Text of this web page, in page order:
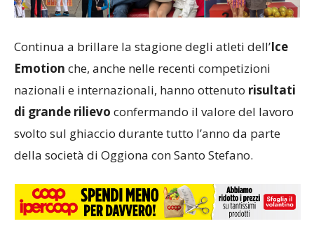
Continua a brillare la stagione degli atleti dell’Ice
Emotion che, anche nelle recenti competizioni
nazionali e internazionali, hanno ottenuto risultati
di grande rilievo confermando il valore del lavoro
svolto sul ghiaccio durante tutto l’anno da parte
della società di Oggiona con Santo Stefano.